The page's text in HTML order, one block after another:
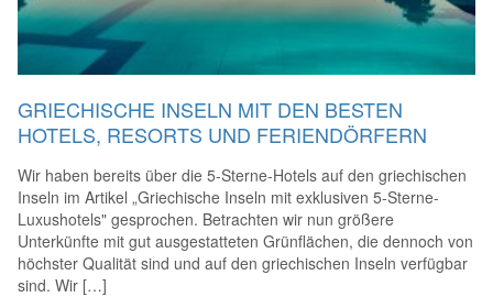
GRIECHISCHE INSELN MIT DEN BESTEN
HOTELS, RESORTS UND FERIENDÖRFERN
Wir haben bereits über die 5-Sterne-Hotels auf den griechischen
Inseln im Artikel „Griechische Inseln mit exklusiven 5-Sterne-
Luxushotels" gesprochen. Betrachten wir nun größere
Unterkünfte mit gut ausgestatteten Grünflächen, die dennoch von
höchster Qualität sind und auf den griechischen Inseln verfügbar
sind. Wir […]